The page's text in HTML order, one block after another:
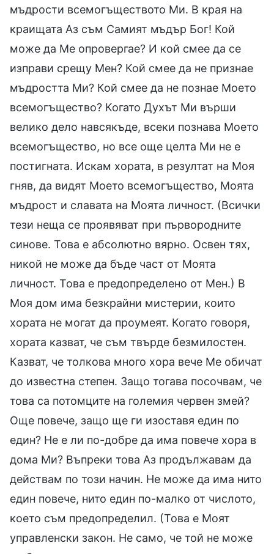
мъдрости всемогъществото Ми. В края на
краищата Аз съм Самият мъдър Бог! Кой
може да Ме опровергае? И кой смее да се
изправи срещу Мен? Кой смее да не признае
мъдростта Ми? Кой смее да не познае Моето
всемогъщество? Когато Духът Ми върши
велико дело навсякъде, всеки познава Моето
всемогъщество, но все още целта Ми не е
постигната. Искам хората, в резултат на Моя
гняв, да видят Моето всемогъщество, Моята
мъдрост и славата на Моята личност. (Всички
тези неща се проявяват при първородните
синове. Това е абсолютно вярно. Освен тях,
никой не може да бъде част от Моята
личност. Това е предопределено от Мен.) В
Моя дом има безкрайни мистерии, които
хората не могат да проумеят. Когато говоря,
хората казват, че съм твърде безмилостен.
Казват, че толкова много хора вече Ме обичат
до известна степен. Защо тогава посочвам, че
това са потомците на големия червен змей?
Още повече, защо ще ги изоставя един по
един? Не е ли по-добре да има повече хора в
дома Ми? Въпреки това Аз продължавам да
действам по този начин. Не може да има нито
един повече, нито един по-малко от числото,
което съм предопределил. (Това е Моят
управленски закон. Не само, че той не може